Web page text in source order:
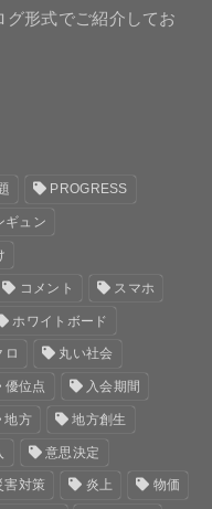
形式でご紹介してお
PROGRESS
ギュン
コメント スマホ
ホワイトボード
ロ 丸い社会
優位点 入会期間
地方 地方創生
意思決定
害対策 炎上 物価